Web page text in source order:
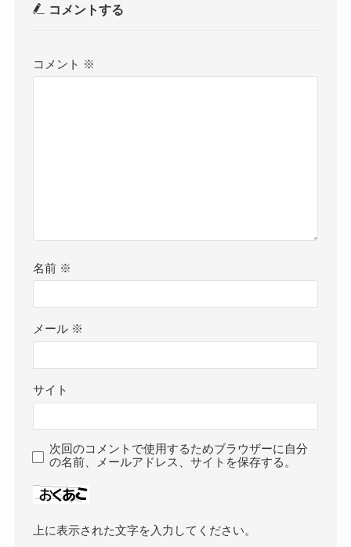
コメントする
コメント ※
名前 ※
メール ※
サイト
次回のコメントで使用するためブラウザーに自分
の名前、メールアドレス、サイトを保存する。
上に表示された文字を入力してください。